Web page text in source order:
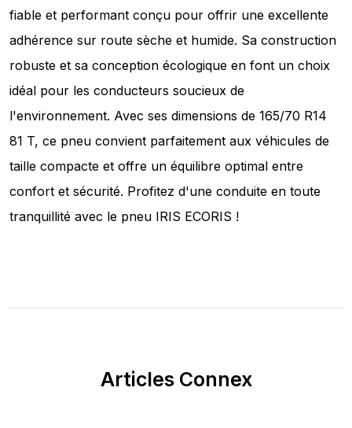
fiable et performant conçu pour offrir une excellente
adhérence sur route sèche et humide. Sa construction
robuste et sa conception écologique en font un choix
idéal pour les conducteurs soucieux de
l'environnement. Avec ses dimensions de 165/70 R14
81 T, ce pneu convient parfaitement aux véhicules de
taille compacte et offre un équilibre optimal entre
confort et sécurité. Profitez d'une conduite en toute
tranquillité avec le pneu IRIS ECORIS !
Articles Connex